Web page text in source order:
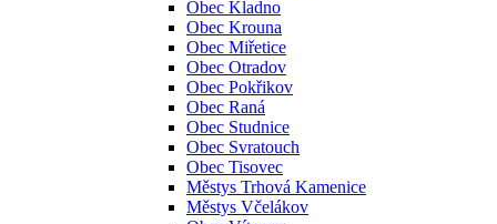
Obec Kladno
Obec Krouna
Obec Miřetice
Obec Otradov
Obec Pokřikov
Obec Raná
Obec Studnice
Obec Svratouch
Obec Tisovec
Městys Trhová Kamenice
Městys Včelákov